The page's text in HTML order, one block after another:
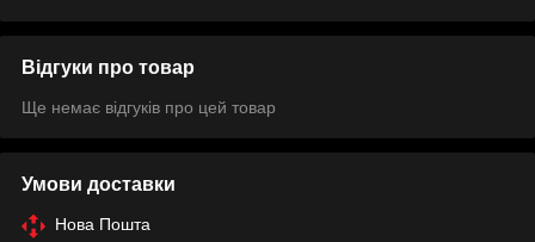
Відгуки про товар
Ще немає відгуків про цей товар
Умови доставки
Нова Пошта